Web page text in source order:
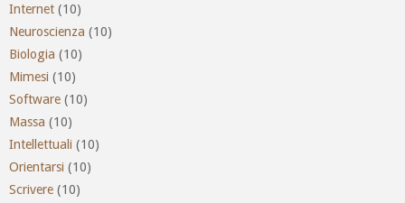
Internet (10)
Neuroscienza (10)
Biologia (10)
Mimesi (10)
Software (10)
Massa (10)
Intellettuali (10)
Orientarsi (10)
Scrivere (10)